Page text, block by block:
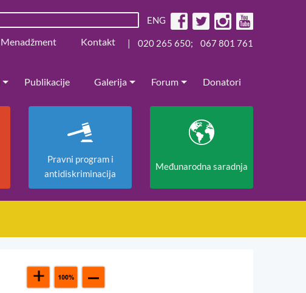
ENG
Menadžment Kontakt | 020 265 650; 067 801 761
Publikacije Galerija Forum Donatori
Pravni program i
antidiskriminacija
Međunarodna saradnja